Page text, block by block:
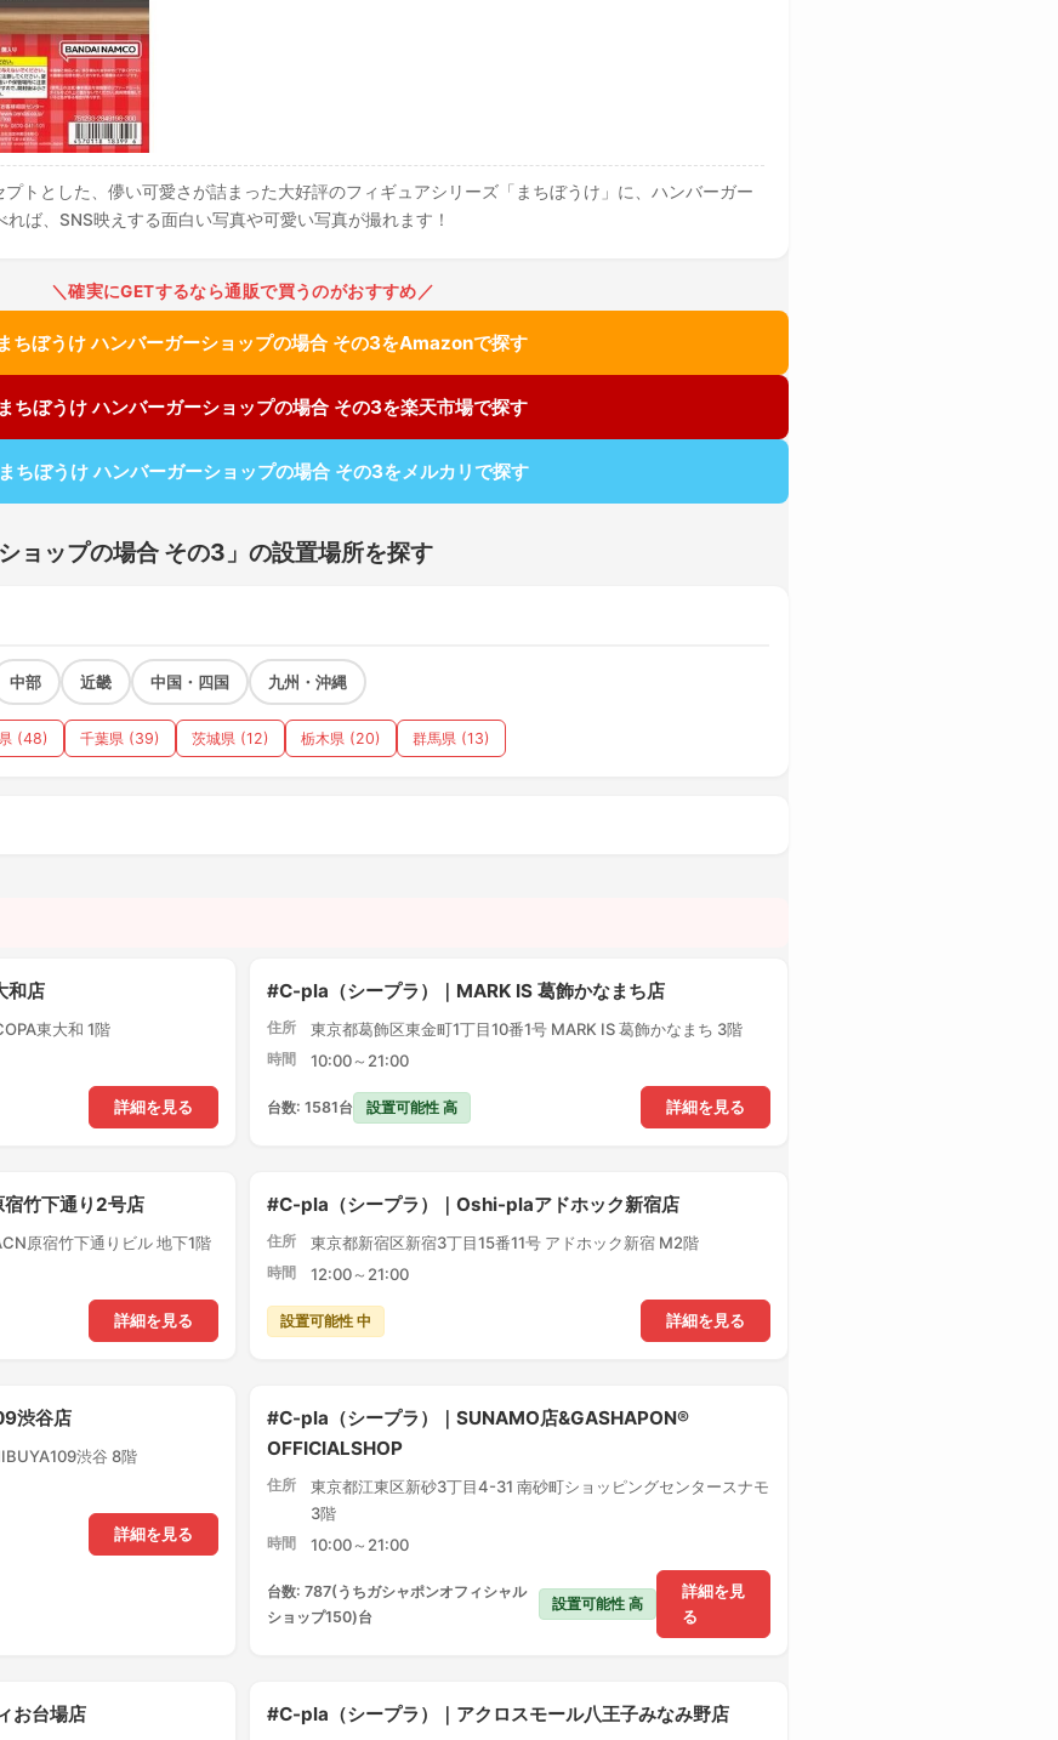
トとした、儚い可愛さが詰まった大好評のフィギュアシリーズ「まちぼうけ」に、ハンバーガー
ば、SNS映えする面白い写真や可愛い写真が撮れます！
＼確実にGETするなら通販で買うのがおすすめ／
ちぼうけ ハンバーガーショップの場合 その3をAmazonで探す
ちぼうけ ハンバーガーショップの場合 その3を楽天市場で探す
ちぼうけ ハンバーガーショップの場合 その3をメルカリで探す
ョップの場合 その3」の設置場所を探す
中部 近畿 中国・四国 九州・沖縄
埼玉県 (48) 千葉県 (39) 茨城県 (12) 栃木県 (20) 群馬県 (13)
和店
東大和 1階
詳細を見る
#C-pla（シープラ）｜MARK IS 葛飾かなまち店
住所 東京都葛飾区東金町1丁目10番1号 MARK IS 葛飾かなまち 3階
時間 10:00～21:00
詳細を見る
台数: 1581台 設置可能性 高
竹下通り2号店
原宿竹下通りビル 地下1階
詳細を見る
#C-pla（シープラ）｜Oshi-plaアドホック新宿店
住所 東京都新宿区新宿3丁目15番11号 アドホック新宿 M2階
時間 12:00～21:00
詳細を見る
設置可能性 中
渋谷店
渋谷 8階
詳細を見る
#C-pla（シープラ）｜SUNAMO店&GASHAPON®
OFFICIALSHOP
住所
東京都江東区新砂3丁目4-31 南砂町ショッピングセンタースナモ
3階
時間 10:00～21:00
詳細を見
る
台数: 787(うちガシャポンオフィシャル
ショップ150)台
設置可能性 高
お台場店 #C-pla（シープラ）｜アクロスモール八王子みなみ野店